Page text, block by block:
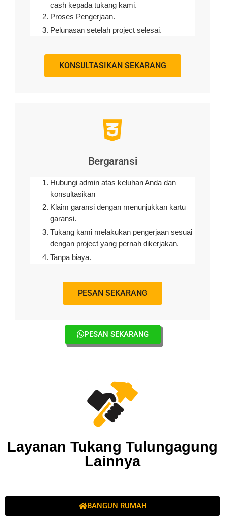
cash kepada tukang kami.
Proses Pengerjaan.
Pelunasan setelah project selesai.
KONSULTASIKAN SEKARANG
Bergaransi
Hubungi admin atas keluhan Anda dan
konsultasikan
Klaim garansi dengan menunjukkan kartu
garansi.
Tukang kami melakukan pengerjaan sesuai
dengan project yang pernah dikerjakan.
Tanpa biaya.
PESAN SEKARANG
PESAN SEKARANG
Layanan Tukang Tulungagung
Lainnya
BANGUN RUMAH